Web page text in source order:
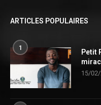
ARTICLES POPULAIRES
1
Petit
15/